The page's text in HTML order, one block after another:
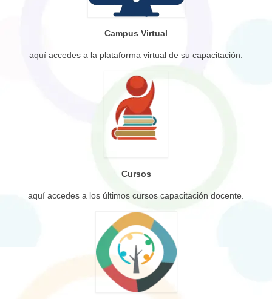
Campus Virtual
aquí accedes a la plataforma virtual de su capacitación.
Cursos
aquí accedes a los últimos cursos capacitación docente.